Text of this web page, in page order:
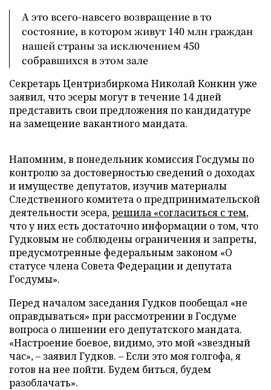
А это всего-навсего возвращение в то
состояние, в котором живут 140 млн граждан
нашей страны за исключением 450
собравшихся в этом зале
Секретарь Центризбиркома Николай Конкин уже
заявил, что эсеры могут в течение 14 дней
представить свои предложения по кандидатуре
на замещение вакантного мандата.
Напомним, в понедельник комиссия Госдумы по
контролю за достоверностью сведений о доходах
и имуществе депутатов, изучив материалы
Следственного комитета о предпринимательской
деятельности эсера,решила «согласиться с тем,
что у них есть достаточно информации о том, что
Гудковым не соблюдены ограничения и запреты,
предусмотренные федеральным законом «О
статусе члена Совета Федерации и депутата
Госдумы».
Перед началом заседания Гудков пообещал «не
оправдываться» при рассмотрении в Госдуме
вопроса о лишении его депутатского мандата.
«Настроение боевое, видимо, это мой «звездный
час», – заявил Гудков. – Если это моя голгофа, я
готов на нее пойти. Будем биться, будем
разоблачать».